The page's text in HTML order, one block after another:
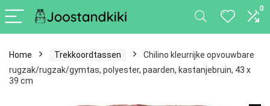
0
Home Trekkoordtassen
Chilino kleurrijke opvouwbare
rugzak/rugzak/gymtas, polyester, paarden, kastanjebruin, 43 x
39 cm